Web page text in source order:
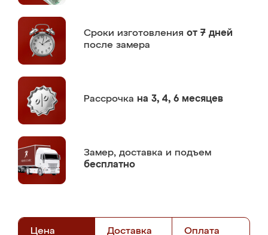
Сроки изготовления от 7 дней
после замера
Рассрочка на 3, 4, 6 месяцев
Замер, доставка и подъем
бесплатно
Цена Доставка Оплата